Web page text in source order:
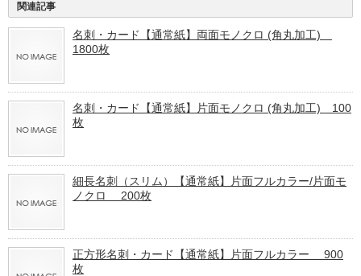
関連記事
名刺・カード【通常紙】両面モノクロ (角丸加工)
1800枚
名刺・カード【通常紙】片面モノクロ (角丸加工) 100
枚
細長名刺（スリム）【通常紙】片面フルカラー/片面モ
ノクロ 200枚
正方形名刺・カード【通常紙】片面フルカラー 900
枚